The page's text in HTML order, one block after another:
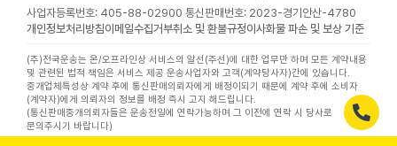
사업자등록번호: 405-88-02900 통신판매번호: 2023-경기안산-4780
개인정보처리방침이메일수집거부취소 및 환불규정이사화물 파손 및 보상 기준
(주)전국운송는 온/오프라인상 서비스의 알선(주선)에 대한 업무만 하며 모든 계약내용
및 관련된 법적 책임은 서비스 제공 운송사업자와 고객(계약당사자)간에 있습니다.
중개업체특성상 계약 후에 통신판매의뢰자에게 배정이되기 때문에 계약 후에 소비자
(계약자)에게 의뢰자의 정보를 배정 즉시 고지 해드립니다.
(통신판매중개의뢰자들은 운송전일에 연락가능하며 그 이전에 연락 시 당사로
문의주시기 바랍니다)